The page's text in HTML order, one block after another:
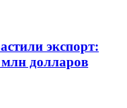
экспорт:
долларов